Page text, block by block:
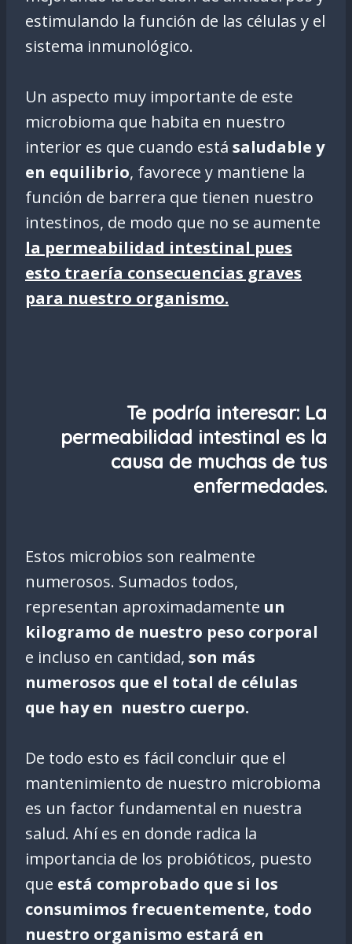
estimulando la función de las células y el
sistema inmunológico.
Un aspecto muy importante de este
microbioma que habita en nuestro
interior es que cuando está saludable y
en equilibrio, favorece y mantiene la
función de barrera que tienen nuestro
intestinos, de modo que no se aumente
la permeabilidad intestinal pues
esto traería consecuencias graves
para nuestro organismo.
Te podría interesar: La
permeabilidad intestinal es la
causa de muchas de tus
enfermedades.
Estos microbios son realmente
numerosos. Sumados todos,
representan aproximadamente un
kilogramo de nuestro peso corporal
e incluso en cantidad, son más
numerosos que el total de células
que hay en nuestro cuerpo.
De todo esto es fácil concluir que el
mantenimiento de nuestro microbioma
es un factor fundamental en nuestra
salud. Ahí es en donde radica la
importancia de los probióticos, puesto
que está comprobado que si los
consumimos frecuentemente, todo
nuestro organismo estará en